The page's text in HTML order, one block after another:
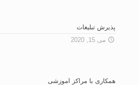
پذیرش تبلیغات
می 15, 2020
همکاری با مراکز آموزشی